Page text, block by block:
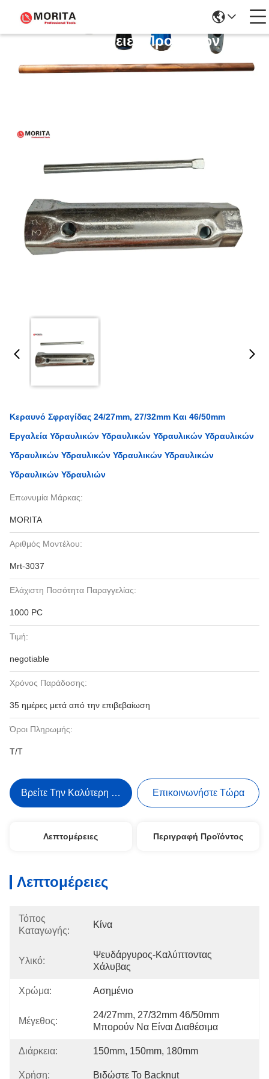
Λεπτομέρειες Προϊόντων
Κεραυνό Σφραγίδας 24/27mm, 27/32mm Και 46/50mm
Εργαλεία Υδραυλικών Υδραυλικών Υδραυλικών Υδραυλικών
Υδραυλικών Υδραυλικών Υδραυλικών Υδραυλικών
Υδραυλικών Υδραυλιών
Επωνυμία Μάρκας:
MORITA
Αριθμός Μοντέλου:
Mrt-3037
Ελάχιστη Ποσότητα Παραγγελίας:
1000 PC
Τιμή:
negotiable
Χρόνος Παράδοσης:
35 ημέρες μετά από την επιβεβαίωση
Όροι Πληρωμής:
T/T
Βρείτε Την Καλύτερη Τιμή Επικοινωνήστε Τώρα
Λεπτομέρειες Περιγραφή Προϊόντος
Λεπτομέρειες
Τόπος
Καταγωγής:
Κίνα
Υλικό:
Ψευδάργυρος-Καλύπτοντας
Χάλυβας
Χρώμα: Ασημένιο
Μέγεθος:
24/27mm, 27/32mm 46/50mm
Μπορούν Να Είναι Διαθέσιμα
Διάρκεια: 150mm, 150mm, 180mm
Χρήση: Βιδώστε Το Backnut